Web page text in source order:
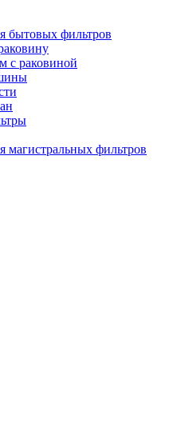
бытовых фильтров
с раковиной
магистральных фильтров